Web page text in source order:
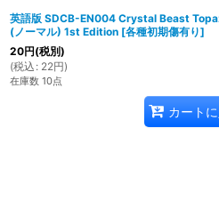
英語版 SDCB-EN004 Crystal Beast
(ノーマル) 1st Edition [各種初期傷有り]
20円(税別)
(税込 : 22円)
在庫数 10点
カート